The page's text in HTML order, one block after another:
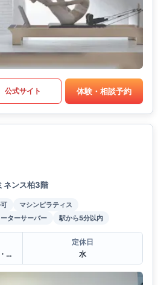
公式サイト 体験・相談予約
ネンス柏3階
マシンピラティス
ターサーバー 駅から5分以内
平日 10:00〜22:00/土・日・祝12:00〜20:00
定休日
水